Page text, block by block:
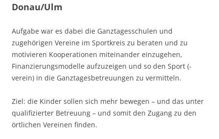
Donau/Ulm
Aufgabe war es dabei die Ganztagesschulen und
zugehörigen Vereine im Sportkreis zu beraten und zu
motivieren Kooperationen miteinander einzugehen,
Finanzierungsmodelle aufzuzeigen und so den Sport (-
verein) in die Ganztagesbetreuungen zu vermitteln.
Ziel: die Kinder sollen sich mehr bewegen – und das unter
qualifizierter Betreuung – und somit den Zugang zu den
örtlichen Vereinen finden.